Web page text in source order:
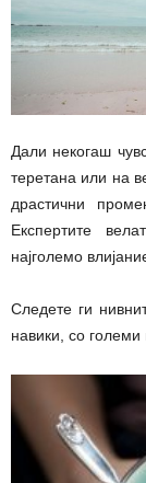
Дали некогаш
теретана или на
драстични
Експертите
најголемо
Следете ги
навики, со големи